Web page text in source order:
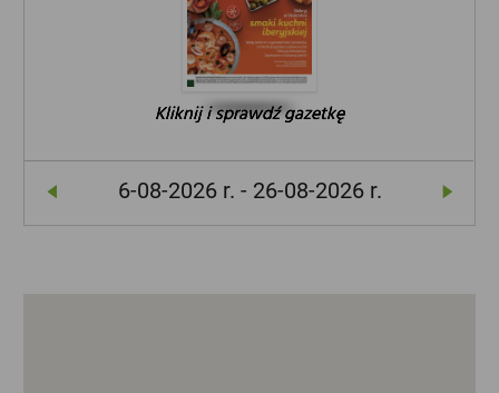
Kliknij i sprawdź gazetkę
6-08-2026 r. - 26-08-2026 r.
Kliknij i sprawdź gazetkę
Kliknij i sprawdź gazetkę